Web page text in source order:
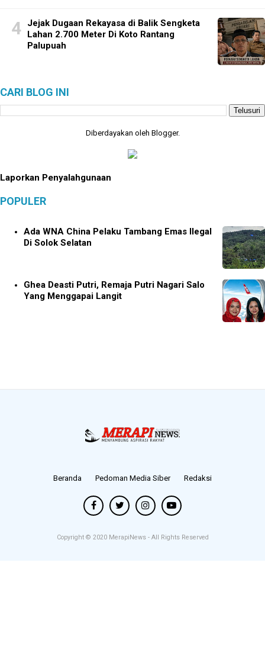
Jejak Dugaan Rekayasa di Balik Sengketa
Lahan 2.700 Meter Di Koto Rantang
Palupuah
CARI BLOG INI
Diberdayakan oleh Blogger.
Laporkan Penyalahgunaan
POPULER
Ada WNA China Pelaku Tambang Emas Ilegal
Di Solok Selatan
Ghea Deasti Putri, Remaja Putri Nagari Salo
Yang Menggapai Langit
Beranda Pedoman Media Siber Redaksi
Copyright © 2020 MerapiNews - All Rights Reserved